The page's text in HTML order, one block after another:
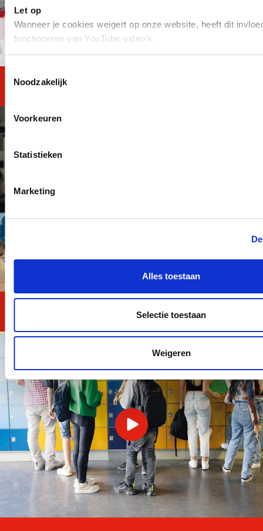
Let op
Wanneer je cookies weigert op onze website, heeft dit
functioneren van YouTube-video's.
Noodzakelijk
Voorkeuren
Statistieken
Marketing
Alles toestaan
Selectie toestaan
Weigeren
Mentor